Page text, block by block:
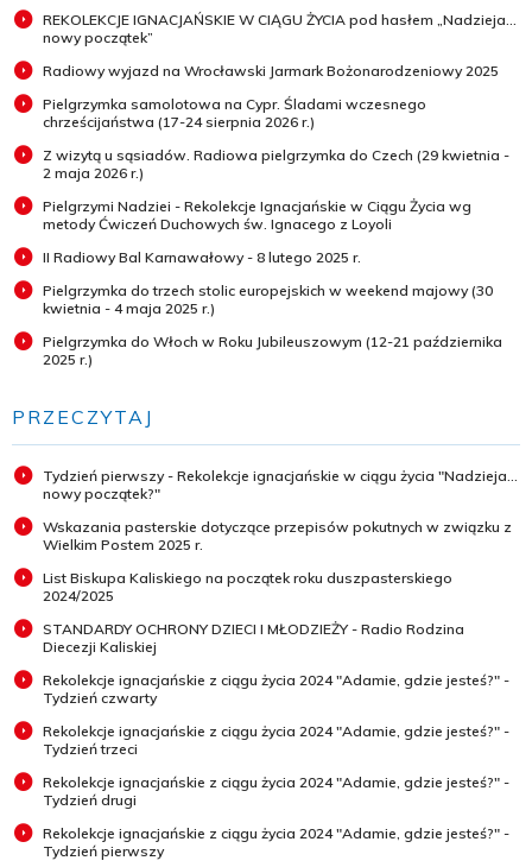
REKOLEKCJE IGNACJAŃSKIE W CIĄGU ŻYCIA pod hasłem „Nadzieja...
nowy początek”
Radiowy wyjazd na Wrocławski Jarmark Bożonarodzeniowy 2025
Pielgrzymka samolotowa na Cypr. Śladami wczesnego
chrześcijaństwa (17-24 sierpnia 2026 r.)
Z wizytą u sąsiadów. Radiowa pielgrzymka do Czech (29 kwietnia -
2 maja 2026 r.)
Pielgrzymi Nadziei - Rekolekcje Ignacjańskie w Ciągu Życia wg
metody Ćwiczeń Duchowych św. Ignacego z Loyoli
II Radiowy Bal Karnawałowy - 8 lutego 2025 r.
Pielgrzymka do trzech stolic europejskich w weekend majowy (30
kwietnia - 4 maja 2025 r.)
Pielgrzymka do Włoch w Roku Jubileuszowym (12-21 października
2025 r.)
PRZECZYTAJ
Tydzień pierwszy - Rekolekcje ignacjańskie w ciągu życia "Nadzieja...
nowy początek?"
Wskazania pasterskie dotyczące przepisów pokutnych w związku z
Wielkim Postem 2025 r.
List Biskupa Kaliskiego na początek roku duszpasterskiego
2024/2025
STANDARDY OCHRONY DZIECI I MŁODZIEŻY - Radio Rodzina
Diecezji Kaliskiej
Rekolekcje ignacjańskie z ciągu życia 2024 "Adamie, gdzie jesteś?" -
Tydzień czwarty
Rekolekcje ignacjańskie z ciągu życia 2024 "Adamie, gdzie jesteś?" -
Tydzień trzeci
Rekolekcje ignacjańskie z ciągu życia 2024 "Adamie, gdzie jesteś?" -
Tydzień drugi
Rekolekcje ignacjańskie z ciągu życia 2024 "Adamie, gdzie jesteś?" -
Tydzień pierwszy